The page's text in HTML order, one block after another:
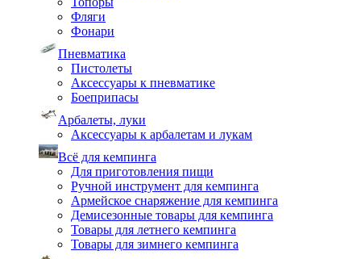
Фляги
Фонари
Пневматика
Пистолеты
Аксессуары к пневматике
Боеприпасы
Арбалеты, луки
Аксессуары к арбалетам и лукам
Всё для кемпинга
Для приготовления пищи
Ручной инструмент для кемпинга
Армейское снаряжение для кемпинга
Демисезонные товары для кемпинга
Товары для летнего кемпинга
Товары для зимнего кемпинга